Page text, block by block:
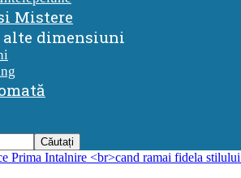
Mistere
alte dimensiuni
Prima Intalnire <br>cand ramai fidela